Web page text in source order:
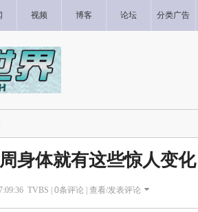
视频 博客 论坛 分类广告
身体就有这些惊人变
TVBS | 0条评论 | 查看/发表评论